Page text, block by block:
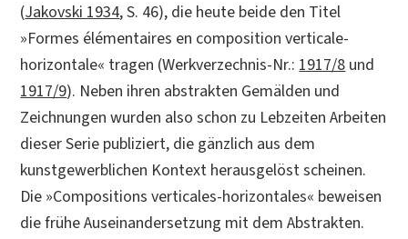
(Jakovski 1934, S. 46), die heute beide den Titel
»Formes élémentaires en composition verticale-
horizontale« tragen (Werkverzechnis-Nr.:1917/8und
1917/9). Neben ihren abstrakten Gemälden und
Zeichnungen wurden also schon zu Lebzeiten Arbeiten
dieser Serie publiziert, die gänzlich aus dem
kunstgewerblichen Kontext herausgelöst scheinen.
Die »Compositions verticales-horizontales« beweisen
die frühe Auseinandersetzung mit dem Abstrakten.